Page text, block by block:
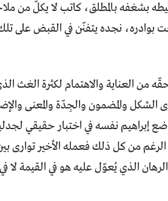
بشغفه بالمطلق، كاتب لا يكلّ من
بوادره، نجده يتفنّن في القبض على
من العناية والاهتمام لكثرة الغث
الشكل والمضمون والجِدّة والمعنى
إبراهيم نفسه في اختبار حقيقي
من كل ذلك فعمله الأخير توارى بين
الذي يُعوّل عليه هو في القيمة لا